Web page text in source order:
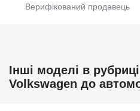
Інші моделі в
Volkswagen до